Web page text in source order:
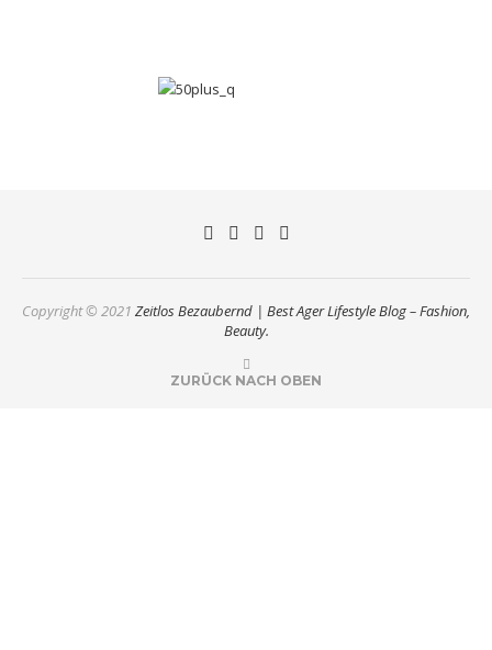
Copyright © 2021 Zeitlos Bezaubernd | Best Ager Lifestyle Blog – Fashion,
Beauty.
ZURÜCK NACH OBEN